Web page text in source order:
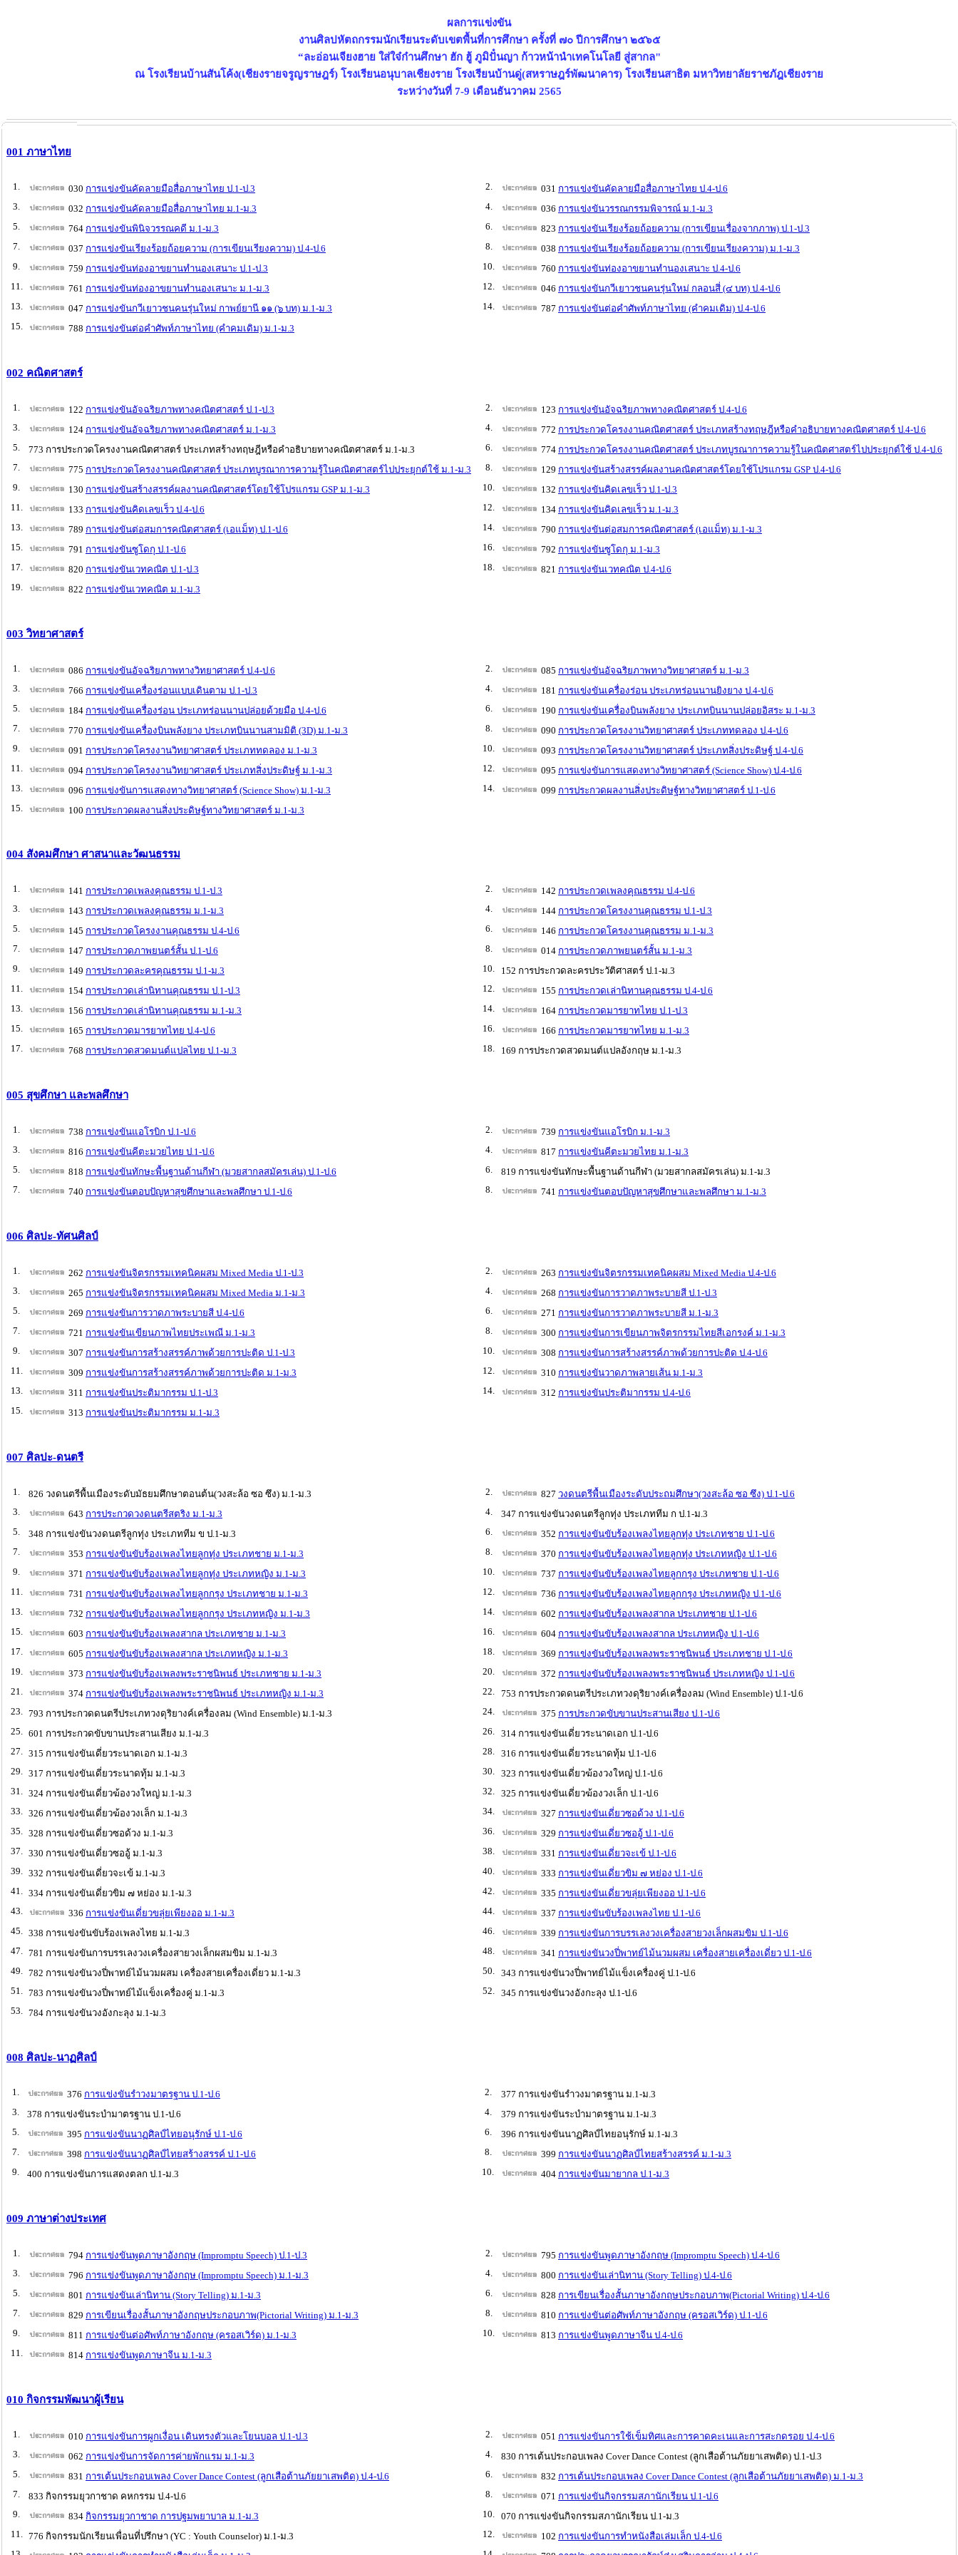
ผลการแข่งขัน
งานศิลปหัตถกรรมนักเรียนระดับเขตพื้นที่การศึกษา ครั้งที่ ๗๐ ปีการศึกษา ๒๕๖๕
“ละอ่อนเจียงฮาย ใส่ใจ๋ก๋านศึกษา ฮัก ฮู้ ภูมิปั๋นญา ก้าวหน้านำเทคโนโลยี สู่สากล"
ณ โรงเรียนบ้านสันโค้ง(เชียงรายจรูญราษฎร์) โรงเรียนอนุบาลเชียงราย โรงเรียนบ้านดู่(สหราษฎร์พัฒนาคาร) โรงเรียนสาธิต มหาวิทยาลัยราชภัฎเชียงราย
ระหว่างวันที่ 7-9 เดือนธันวาคม 2565
001 ภาษาไทย
1. 030 การแข่งขันคัดลายมือสื่อภาษาไทย ป.1-ป.3 2. 031 การแข่งขันคัดลายมือสื่อภาษาไทย ป.4-ป.6
3.
032 การแข่งขันคัดลายมือสื่อภาษาไทย ม.1-ม.3 4. 036 การแข่งขันวรรณกรรมพิจารณ์ ม.1-ม.3
5.
764 การแข่งขันพินิจวรรณคดี ม.1-ม.3 6. 823 การแข่งขันเรียงร้อยถ้อยความ (การเขียนเรื่องจากภาพ) ป.1-ป.3
7.
037 การแข่งขันเรียงร้อยถ้อยความ (การเขียนเรียงความ) ป.4-ป.6 8. 038 การแข่งขันเรียงร้อยถ้อยความ (การเขียนเรียงความ) ม.1-ม.3
9.
759 การแข่งขันท่องอาขยานทำนองเสนาะ ป.1-ป.3 10. 760 การแข่งขันท่องอาขยานทำนองเสนาะ ป.4-ป.6
11.
761 การแข่งขันท่องอาขยานทำนองเสนาะ ม.1-ม.3 12. 046 การแข่งขันกวีเยาวชนคนรุ่นใหม่ กลอนสี่ (๔ บท) ป.4-ป.6
13.
047 การแข่งขันกวีเยาวชนคนรุ่นใหม่ กาพย์ยานี ๑๑ (๖ บท) ม.1-ม.3 14. 787 การแข่งขันต่อคำศัพท์ภาษาไทย (คำคมเดิม) ป.4-ป.6
15.
788 การแข่งขันต่อคำศัพท์ภาษาไทย (คำคมเดิม) ม.1-ม.3
002 คณิตศาสตร์
1. 122 การแข่งขันอัจฉริยภาพทางคณิตศาสตร์ ป.1-ป.3 2. 123 การแข่งขันอัจฉริยภาพทางคณิตศาสตร์ ป.4-ป.6
3.
124 การแข่งขันอัจฉริยภาพทางคณิตศาสตร์ ม.1-ม.3 4. 772 การประกวดโครงงานคณิตศาสตร์ ประเภทสร้างทฤษฎีหรือคำอธิบายทางคณิตศาสตร์ ป.4-ป.6
5.
773 การประกวดโครงงานคณิตศาสตร์ ประเภทสร้างทฤษฎีหรือคำอธิบายทางคณิตศาสตร์ ม.1-ม.3 6. 774 การประกวดโครงงานคณิตศาสตร์ ประเภทบูรณาการความรู้ในคณิตศาสตร์ไปประยุกต์ใช้ ป.4-ป.6
7.
775 การประกวดโครงงานคณิตศาสตร์ ประเภทบูรณาการความรู้ในคณิตศาสตร์ไปประยุกต์ใช้ ม.1-ม.3 8. 129 การแข่งขันสร้างสรรค์ผลงานคณิตศาสตร์โดยใช้โปรแกรม GSP ป.4-ป.6
9.
130 การแข่งขันสร้างสรรค์ผลงานคณิตศาสตร์โดยใช้โปรแกรม GSP ม.1-ม.3 10. 132 การแข่งขันคิดเลขเร็ว ป.1-ป.3
11.
133 การแข่งขันคิดเลขเร็ว ป.4-ป.6 12. 134 การแข่งขันคิดเลขเร็ว ม.1-ม.3
13.
789 การแข่งขันต่อสมการคณิตศาสตร์ (เอแม็ท) ป.1-ป.6 14. 790 การแข่งขันต่อสมการคณิตศาสตร์ (เอแม็ท) ม.1-ม.3
15.
791 การแข่งขันซูโดกุ ป.1-ป.6 16. 792 การแข่งขันซูโดกุ ม.1-ม.3
17.
820 การแข่งขันเวทคณิต ป.1-ป.3 18. 821 การแข่งขันเวทคณิต ป.4-ป.6
19.
822 การแข่งขันเวทคณิต ม.1-ม.3
003 วิทยาศาสตร์
1. 086 การแข่งขันอัจฉริยภาพทางวิทยาศาสตร์ ป.4-ป.6 2. 085 การแข่งขันอัจฉริยภาพทางวิทยาศาสตร์ ม.1-ม.3
3.
766 การแข่งขันเครื่องร่อนแบบเดินตาม ป.1-ป.3 4. 181 การแข่งขันเครื่องร่อน ประเภทร่อนนานยิงยาง ป.4-ป.6
5.
184 การแข่งขันเครื่องร่อน ประเภทร่อนนานปล่อยด้วยมือ ป.4-ป.6 6. 190 การแข่งขันเครื่องบินพลังยาง ประเภทบินนานปล่อยอิสระ ม.1-ม.3
7.
770 การแข่งขันเครื่องบินพลังยาง ประเภทบินนานสามมิติ (3D) ม.1-ม.3 8. 090 การประกวดโครงงานวิทยาศาสตร์ ประเภททดลอง ป.4-ป.6
9.
091 การประกวดโครงงานวิทยาศาสตร์ ประเภททดลอง ม.1-ม.3 10. 093 การประกวดโครงงานวิทยาศาสตร์ ประเภทสิ่งประดิษฐ์ ป.4-ป.6
11.
094 การประกวดโครงงานวิทยาศาสตร์ ประเภทสิ่งประดิษฐ์ ม.1-ม.3 12. 095 การแข่งขันการแสดงทางวิทยาศาสตร์ (Science Show) ป.4-ป.6
13.
096 การแข่งขันการแสดงทางวิทยาศาสตร์ (Science Show) ม.1-ม.3 14. 099 การประกวดผลงานสิ่งประดิษฐ์ทางวิทยาศาสตร์ ป.1-ป.6
15.
100 การประกวดผลงานสิ่งประดิษฐ์ทางวิทยาศาสตร์ ม.1-ม.3
004 สังคมศึกษา ศาสนาและวัฒนธรรม
1. 141 การประกวดเพลงคุณธรรม ป.1-ป.3 2. 142 การประกวดเพลงคุณธรรม ป.4-ป.6
3.
143 การประกวดเพลงคุณธรรม ม.1-ม.3 4. 144 การประกวดโครงงานคุณธรรม ป.1-ป.3
5.
145 การประกวดโครงงานคุณธรรม ป.4-ป.6 6. 146 การประกวดโครงงานคุณธรรม ม.1-ม.3
7.
147 การประกวดภาพยนตร์สั้น ป.1-ป.6 8. 014 การประกวดภาพยนตร์สั้น ม.1-ม.3
9.
149 การประกวดละครคุณธรรม ป.1-ม.3 10.
152 การประกวดละครประวัติศาสตร์ ป.1-ม.3
11.
154 การประกวดเล่านิทานคุณธรรม ป.1-ป.3 12. 155 การประกวดเล่านิทานคุณธรรม ป.4-ป.6
13.
156 การประกวดเล่านิทานคุณธรรม ม.1-ม.3 14. 164 การประกวดมารยาทไทย ป.1-ป.3
15.
165 การประกวดมารยาทไทย ป.4-ป.6 16. 166 การประกวดมารยาทไทย ม.1-ม.3
17.
768 การประกวดสวดมนต์แปลไทย ป.1-ม.3 18. 169 การประกวดสวดมนต์แปลอังกฤษ ม.1-ม.3
005 สุขศึกษา และพลศึกษา
1. 738 การแข่งขันแอโรบิก ป.1-ป.6 2. 739 การแข่งขันแอโรบิก ม.1-ม.3
3.
816 การแข่งขันคีตะมวยไทย ป.1-ป.6 4. 817 การแข่งขันคีตะมวยไทย ม.1-ม.3
5.
818 การแข่งขันทักษะพื้นฐานด้านกีฬา (มวยสากลสมัครเล่น) ป.1-ป.6 6.
819 การแข่งขันทักษะพื้นฐานด้านกีฬา (มวยสากลสมัครเล่น) ม.1-ม.3
7.
740 การแข่งขันตอบปัญหาสุขศึกษาและพลศึกษา ป.1-ป.6 8. 741 การแข่งขันตอบปัญหาสุขศึกษาและพลศึกษา ม.1-ม.3
006 ศิลปะ-ทัศนศิลป์
1. 262 การแข่งขันจิตรกรรมเทคนิคผสม Mixed Media ป.1-ป.3 2. 263 การแข่งขันจิตรกรรมเทคนิคผสม Mixed Media ป.4-ป.6
3.
265 การแข่งขันจิตรกรรมเทคนิคผสม Mixed Media ม.1-ม.3 4. 268 การแข่งขันการวาดภาพระบายสี ป.1-ป.3
5.
269 การแข่งขันการวาดภาพระบายสี ป.4-ป.6 6. 271 การแข่งขันการวาดภาพระบายสี ม.1-ม.3
7.
721 การแข่งขันเขียนภาพไทยประเพณี ม.1-ม.3 8. 300 การแข่งขันการเขียนภาพจิตรกรรมไทยสีเอกรงค์ ม.1-ม.3
9.
307 การแข่งขันการสร้างสรรค์ภาพด้วยการปะติด ป.1-ป.3 10. 308 การแข่งขันการสร้างสรรค์ภาพด้วยการปะติด ป.4-ป.6
11.
309 การแข่งขันการสร้างสรรค์ภาพด้วยการปะติด ม.1-ม.3 12. 310 การแข่งขันวาดภาพลายเส้น ม.1-ม.3
13.
311 การแข่งขันประติมากรรม ป.1-ป.3 14. 312 การแข่งขันประติมากรรม ป.4-ป.6
15.
313 การแข่งขันประติมากรรม ม.1-ม.3
007 ศิลปะ-ดนตรี
1. 826 วงดนตรีพื้นเมืองระดับมัธยมศึกษาตอนต้น(วงสะล้อ ซอ ซึง) ม.1-ม.3 2. 827 วงดนตรีพื้นเมืองระดับประถมศึกษา(วงสะล้อ ซอ ซึง) ป.1-ป.6
3.
643 การประกวดวงดนตรีสตริง ม.1-ม.3 4.
347 การแข่งขันวงดนตรีลูกทุ่ง ประเภททีม ก ป.1-ม.3
5.
348 การแข่งขันวงดนตรีลูกทุ่ง ประเภททีม ข ป.1-ม.3 6. 352 การแข่งขันขับร้องเพลงไทยลูกทุ่ง ประเภทชาย ป.1-ป.6
7.
353 การแข่งขันขับร้องเพลงไทยลูกทุ่ง ประเภทชาย ม.1-ม.3 8. 370 การแข่งขันขับร้องเพลงไทยลูกทุ่ง ประเภทหญิง ป.1-ป.6
9.
371 การแข่งขันขับร้องเพลงไทยลูกทุ่ง ประเภทหญิง ม.1-ม.3 10. 737 การแข่งขันขับร้องเพลงไทยลูกกรุง ประเภทชาย ป.1-ป.6
11.
731 การแข่งขันขับร้องเพลงไทยลูกกรุง ประเภทชาย ม.1-ม.3 12. 736 การแข่งขันขับร้องเพลงไทยลูกกรุง ประเภทหญิง ป.1-ป.6
13.
732 การแข่งขันขับร้องเพลงไทยลูกกรุง ประเภทหญิง ม.1-ม.3 14. 602 การแข่งขันขับร้องเพลงสากล ประเภทชาย ป.1-ป.6
15.
603 การแข่งขันขับร้องเพลงสากล ประเภทชาย ม.1-ม.3 16. 604 การแข่งขันขับร้องเพลงสากล ประเภทหญิง ป.1-ป.6
17.
605 การแข่งขันขับร้องเพลงสากล ประเภทหญิง ม.1-ม.3 18. 369 การแข่งขันขับร้องเพลงพระราชนิพนธ์ ประเภทชาย ป.1-ป.6
19.
373 การแข่งขันขับร้องเพลงพระราชนิพนธ์ ประเภทชาย ม.1-ม.3 20. 372 การแข่งขันขับร้องเพลงพระราชนิพนธ์ ประเภทหญิง ป.1-ป.6
21.
374 การแข่งขันขับร้องเพลงพระราชนิพนธ์ ประเภทหญิง ม.1-ม.3 22. 753 การประกวดดนตรีประเภทวงดุริยางค์เครื่องลม (Wind Ensemble) ป.1-ป.6
23. 793 การประกวดดนตรีประเภทวงดุริยางค์เครื่องลม (Wind Ensemble) ม.1-ม.3 24. 375 การประกวดขับขานประสานเสียง ป.1-ป.6
25. 601 การประกวดขับขานประสานเสียง ม.1-ม.3 26. 314 การแข่งขันเดี่ยวระนาดเอก ป.1-ป.6
27. 315 การแข่งขันเดี่ยวระนาดเอก ม.1-ม.3 28. 316 การแข่งขันเดี่ยวระนาดทุ้ม ป.1-ป.6
29. 317 การแข่งขันเดี่ยวระนาดทุ้ม ม.1-ม.3 30. 323 การแข่งขันเดี่ยวฆ้องวงใหญ่ ป.1-ป.6
31. 324 การแข่งขันเดี่ยวฆ้องวงใหญ่ ม.1-ม.3 32. 325 การแข่งขันเดี่ยวฆ้องวงเล็ก ป.1-ป.6
33. 326 การแข่งขันเดี่ยวฆ้องวงเล็ก ม.1-ม.3 34. 327 การแข่งขันเดี่ยวซอด้วง ป.1-ป.6
35. 328 การแข่งขันเดี่ยวซอด้วง ม.1-ม.3 36. 329 การแข่งขันเดี่ยวซออู้ ป.1-ป.6
37. 330 การแข่งขันเดี่ยวซออู้ ม.1-ม.3 38. 331 การแข่งขันเดี่ยวจะเข้ ป.1-ป.6
39. 332 การแข่งขันเดี่ยวจะเข้ ม.1-ม.3 40. 333 การแข่งขันเดี่ยวขิม ๗ หย่อง ป.1-ป.6
41. 334 การแข่งขันเดี่ยวขิม ๗ หย่อง ม.1-ม.3 42. 335 การแข่งขันเดี่ยวขลุ่ยเพียงออ ป.1-ป.6
43.
336 การแข่งขันเดี่ยวขลุ่ยเพียงออ ม.1-ม.3 44. 337 การแข่งขันขับร้องเพลงไทย ป.1-ป.6
45. 338 การแข่งขันขับร้องเพลงไทย ม.1-ม.3 46. 339 การแข่งขันการบรรเลงวงเครื่องสายวงเล็กผสมขิม ป.1-ป.6
47. 781 การแข่งขันการบรรเลงวงเครื่องสายวงเล็กผสมขิม ม.1-ม.3 48. 341 การแข่งขันวงปี่พาทย์ไม้นวมผสม เครื่องสายเครื่องเดี่ยว ป.1-ป.6
49. 782 การแข่งขันวงปี่พาทย์ไม้นวมผสม เครื่องสายเครื่องเดี่ยว ม.1-ม.3 50. 343 การแข่งขันวงปี่พาทย์ไม้แข็งเครื่องคู่ ป.1-ป.6
51. 783 การแข่งขันวงปี่พาทย์ไม้แข็งเครื่องคู่ ม.1-ม.3 52. 345 การแข่งขันวงอังกะลุง ป.1-ป.6
53. 784 การแข่งขันวงอังกะลุง ม.1-ม.3
008 ศิลปะ-นาฏศิลป์
1. 376 การแข่งขันรำวงมาตรฐาน ป.1-ป.6 2.
377 การแข่งขันรำวงมาตรฐาน ม.1-ม.3
3.
378 การแข่งขันระบำมาตรฐาน ป.1-ป.6 4.
379 การแข่งขันระบำมาตรฐาน ม.1-ม.3
5.
395 การแข่งขันนาฏศิลป์ไทยอนุรักษ์ ป.1-ป.6 6.
396 การแข่งขันนาฏศิลป์ไทยอนุรักษ์ ม.1-ม.3
7.
398 การแข่งขันนาฏศิลป์ไทยสร้างสรรค์ ป.1-ป.6 8. 399 การแข่งขันนาฏศิลป์ไทยสร้างสรรค์ ม.1-ม.3
9.
400 การแข่งขันการแสดงตลก ป.1-ม.3 10. 404 การแข่งขันมายากล ป.1-ม.3
009 ภาษาต่างประเทศ
1. 794 การแข่งขันพูดภาษาอังกฤษ (Impromptu Speech) ป.1-ป.3 2. 795 การแข่งขันพูดภาษาอังกฤษ (Impromptu Speech) ป.4-ป.6
3.
796 การแข่งขันพูดภาษาอังกฤษ (Impromptu Speech) ม.1-ม.3 4. 800 การแข่งขันเล่านิทาน (Story Telling) ป.4-ป.6
5.
801 การแข่งขันเล่านิทาน (Story Telling) ม.1-ม.3 6. 828 การเขียนเรื่องสั้นภาษาอังกฤษประกอบภาพ(Pictorial Writing) ป.4-ป.6
7.
829 การเขียนเรื่องสั้นภาษาอังกฤษประกอบภาพ(Pictorial Writing) ม.1-ม.3 8. 810 การแข่งขันต่อศัพท์ภาษาอังกฤษ (ครอสเวิร์ด) ป.1-ป.6
9.
811 การแข่งขันต่อศัพท์ภาษาอังกฤษ (ครอสเวิร์ด) ม.1-ม.3 10. 813 การแข่งขันพูดภาษาจีน ป.4-ป.6
11.
814 การแข่งขันพูดภาษาจีน ม.1-ม.3
010 กิจกรรมพัฒนาผู้เรียน
1. 010 การแข่งขันการผูกเงื่อน เดินทรงตัวและโยนบอล ป.1-ป.3 2. 051 การแข่งขันการใช้เข็มทิศและการคาดคะเนและการสะกดรอย ป.4-ป.6
3.
062 การแข่งขันการจัดการค่ายพักแรม ม.1-ม.3 4.
830 การเต้นประกอบเพลง Cover Dance Contest (ลูกเสือต้านภัยยาเสพติด) ป.1-ป.3
5.
831 การเต้นประกอบเพลง Cover Dance Contest (ลูกเสือต้านภัยยาเสพติด) ป.4-ป.6 6. 832 การเต้นประกอบเพลง Cover Dance Contest (ลูกเสือต้านภัยยาเสพติด) ม.1-ม.3
7.
833 กิจกรรมยุวกาชาด คหกรรม ป.4-ป.6 8. 071 การแข่งขันกิจกรรมสภานักเรียน ป.1-ป.6
9.
834 กิจกรรมยุวกาชาด การปฐมพยาบาล ม.1-ม.3 10.
070 การแข่งขันกิจกรรมสภานักเรียน ป.1-ม.3
11.
776 กิจกรรมนักเรียนเพื่อนที่ปรึกษา (YC : Youth Counselor) ม.1-ม.3 12. 102 การแข่งขันการทำหนังสือเล่มเล็ก ป.4-ป.6